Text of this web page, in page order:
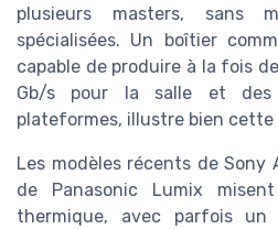
plusieurs masters, sans
spécialisées. Un boîtier
capable de produire à la fois
Gb/s pour la salle et
plateformes, illustre bien cette
Les modèles récents de Sony
de Panasonic Lumix
thermique, avec parfois un